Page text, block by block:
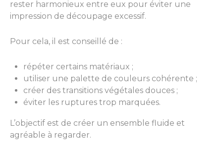
rester harmonieux entre eux pour éviter une
impression de découpage excessif.
Pour cela, il est conseillé de :
répéter certains matériaux ;
utiliser une palette de couleurs cohérente ;
créer des transitions végétales douces ;
éviter les ruptures trop marquées.
L’objectif est de créer un ensemble fluide et
agréable à regarder.